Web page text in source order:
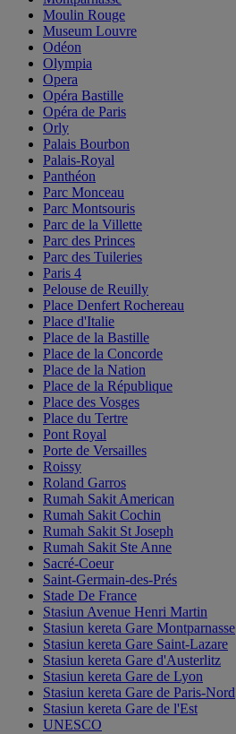
Moulin Rouge
Museum Louvre
Odéon
Olympia
Opera
Opéra Bastille
Opéra de Paris
Orly
Palais Bourbon
Palais-Royal
Panthéon
Parc Monceau
Parc Montsouris
Parc de la Villette
Parc des Princes
Parc des Tuileries
Paris 4
Pelouse de Reuilly
Place Denfert Rochereau
Place d'Italie
Place de la Bastille
Place de la Concorde
Place de la Nation
Place de la République
Place des Vosges
Place du Tertre
Pont Royal
Porte de Versailles
Roissy
Roland Garros
Rumah Sakit American
Rumah Sakit Cochin
Rumah Sakit St Joseph
Rumah Sakit Ste Anne
Sacré-Coeur
Saint-Germain-des-Prés
Stade De France
Stasiun Avenue Henri Martin
Stasiun kereta Gare Montparnasse
Stasiun kereta Gare Saint-Lazare
Stasiun kereta Gare d'Austerlitz
Stasiun kereta Gare de Lyon
Stasiun kereta Gare de Paris-Nord
Stasiun kereta Gare de l'Est
UNESCO